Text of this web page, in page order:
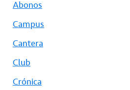
Abonos
Campus
Cantera
Club
Crónica